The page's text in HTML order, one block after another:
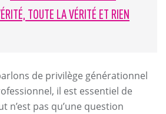
TOUTE LA VÉRITÉ ET RIEN
de privilège générationnel
il est essentiel de
n’est pas qu’une question